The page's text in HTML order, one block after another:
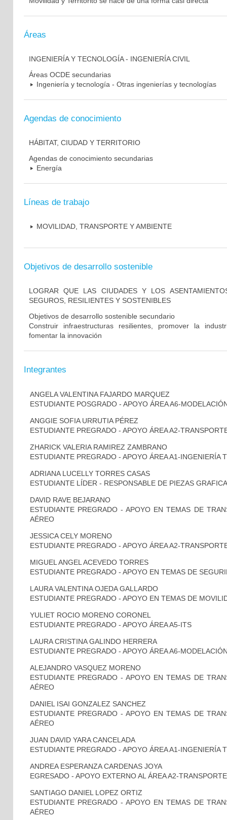
Áreas
INGENIERÍA Y TECNOLOGÍA - INGENIERÍA CIVIL
Áreas OCDE secundarias
Ingeniería y tecnología - Otras ingenierías y tecnologías
Agendas de conocimiento
HÁBITAT, CIUDAD Y TERRITORIO
Agendas de conocimiento secundarias
Energía
Líneas de trabajo
MOVILIDAD, TRANSPORTE Y AMBIENTE
Objetivos de desarrollo sostenible
LOGRAR QUE LAS CIUDADES Y LOS
SEGUROS, RESILIENTES Y SOSTENIBLES
Objetivos de desarrollo sostenible secundario
Construir infraestructuras resilientes, promover la
fomentar la innovación
Integrantes
ANGELA VALENTINA FAJARDO MARQUEZ
ESTUDIANTE POSGRADO - APOYO ÁREA A6-
ANGGIE SOFIA URRUTIA PÉREZ
ESTUDIANTE PREGRADO - APOYO ÁREA A2-
ZHARICK VALERIA RAMIREZ ZAMBRANO
ESTUDIANTE PREGRADO - APOYO ÁREA A1-INGENIERÍA
ADRIANA LUCELLY TORRES CASAS
ESTUDIANTE LÍDER - RESPONSABLE DE PIEZAS
DAVID RAVE BEJARANO
ESTUDIANTE PREGRADO - APOYO EN TEMAS DE
AÉREO
JESSICA CELY MORENO
ESTUDIANTE PREGRADO - APOYO ÁREA A2-
MIGUEL ANGEL ACEVEDO TORRES
ESTUDIANTE PREGRADO - APOYO EN TEMAS DE
LAURA VALENTINA OJEDA GALLARDO
ESTUDIANTE PREGRADO - APOYO EN TEMAS DE
YULIET ROCIO MORENO CORONEL
ESTUDIANTE PREGRADO - APOYO ÁREA A5-ITS
LAURA CRISTINA GALINDO HERRERA
ESTUDIANTE PREGRADO - APOYO ÁREA A6-
ALEJANDRO VASQUEZ MORENO
ESTUDIANTE PREGRADO - APOYO EN TEMAS DE
AÉREO
DANIEL ISAI GONZALEZ SANCHEZ
ESTUDIANTE PREGRADO - APOYO EN TEMAS DE
AÉREO
JUAN DAVID YARA CANCELADA
ESTUDIANTE PREGRADO - APOYO ÁREA A1-INGENIERÍA
ANDREA ESPERANZA CARDENAS JOYA
EGRESADO - APOYO EXTERNO AL ÁREA A2-
SANTIAGO DANIEL LOPEZ ORTIZ
ESTUDIANTE PREGRADO - APOYO EN TEMAS DE
AÉREO